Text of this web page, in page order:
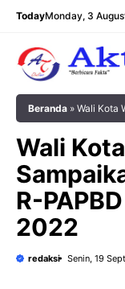
Langsung
TodayMonday, 3
Beranda » Wali Kota
Wali
R-
2022
redaksi Senin, 19